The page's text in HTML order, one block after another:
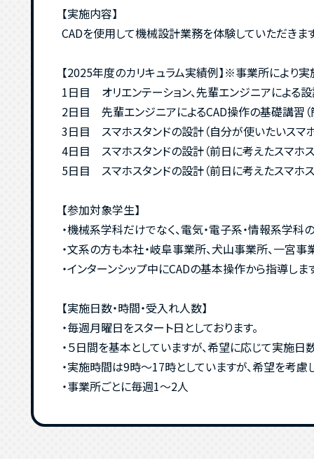
【実施内容】
CADを使用して機械設計業務を体験していただきま
【2025年度のカリキュラム実績例】※事業所により
1日目 オリエンテーション、先輩エンジニアによる
2日目 先輩エンジニアによるCAD操作の基礎講習（
3日目 スマホスタンドの設計（自分が使いたいスマ
4日目 スマホスタンドの設計（前日に考えたスマホ
5日目 スマホスタンドの設計（前日に考えたスマホ
【参加対象学生】
・機械系学科だけでなく、電気・電子系・情報系学科
・文系の方も本社・岐阜事業所、犬山事業所、一宮
・インターンシップ中にCADの基本操作から指導しま
【実施日数・時間・受入れ人数】
・毎週月曜日をスタート日としております。
・５日間を基本としていますが、希望に応じて実施日
・実施時間は9時～17時としていますが、希望を考慮
・事業所ごとに毎週1～2人